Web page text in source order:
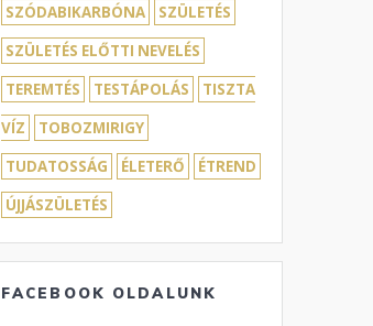
SZÓDABIKARBÓNA
SZÜLETÉS
SZÜLETÉS ELŐTTI NEVELÉS
TEREMTÉS
TESTÁPOLÁS
TISZTA
VÍZ
TOBOZMIRIGY
TUDATOSSÁG
ÉLETERŐ
ÉTREND
ÚJJÁSZÜLETÉS
FACEBOOK OLDALUNK